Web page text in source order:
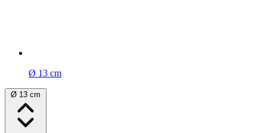
Ø 13 cm
Ø 13 cm